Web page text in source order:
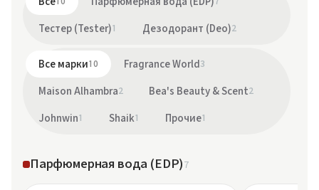
Тестер (Tester)1 Дезодорант (Deo)2
Все марки10 Fragrance World 3
Maison Alhambra2 Bea's Beauty & Scent2
Johnwin1 Shaik1 Прочие1
Парфюмерная вода (EDP)7